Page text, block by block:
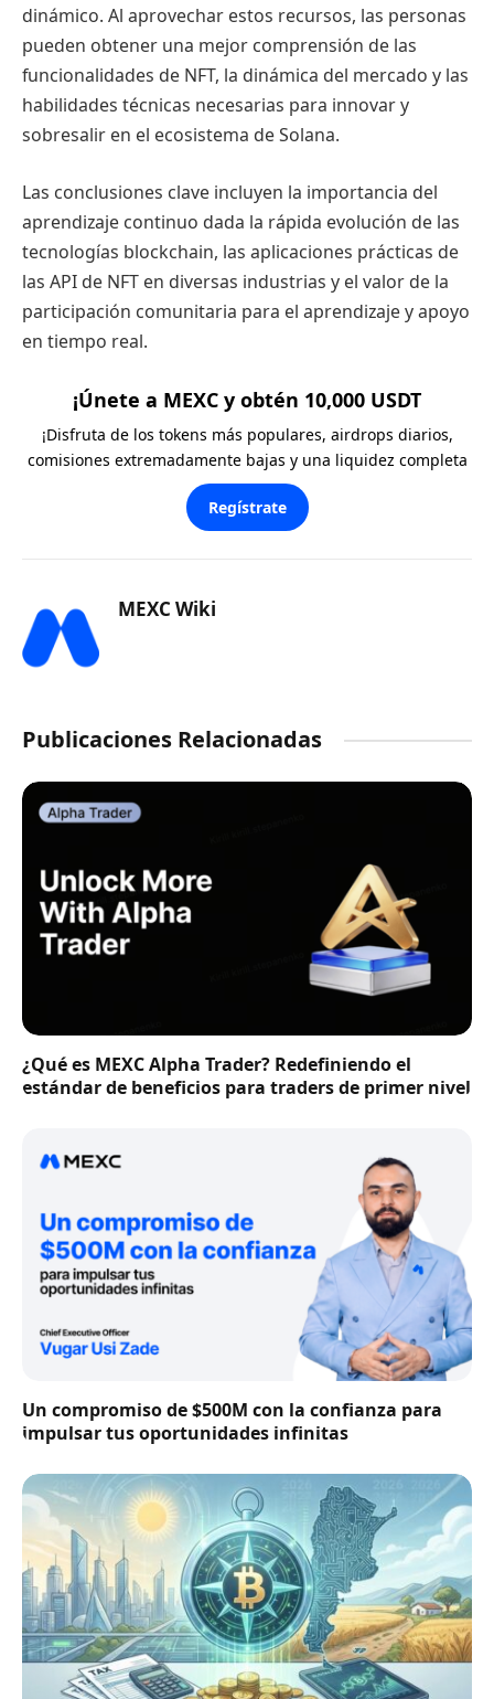
dinámico. Al aprovechar estos recursos, las personas
pueden obtener una mejor comprensión de las
funcionalidades de NFT, la dinámica del mercado y las
habilidades técnicas necesarias para innovar y
sobresalir en el ecosistema de Solana.
Las conclusiones clave incluyen la importancia del
aprendizaje continuo dada la rápida evolución de las
tecnologías blockchain, las aplicaciones prácticas de
las API de NFT en diversas industrias y el valor de la
participación comunitaria para el aprendizaje y apoyo
en tiempo real.
¡Únete a MEXC y obtén 10,000 USDT
¡Disfruta de los tokens más populares, airdrops diarios,
comisiones extremadamente bajas y una liquidez completa
Regístrate
MEXC Wiki
Publicaciones Relacionadas
¿Qué es MEXC Alpha Trader? Redefiniendo el
estándar de beneficios para traders de primer nivel
Un compromiso de $500M con la confianza para
impulsar tus oportunidades infinitas